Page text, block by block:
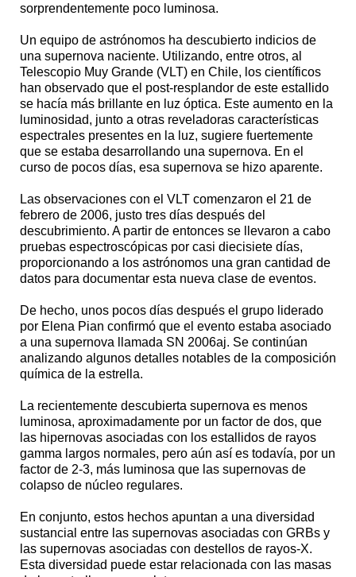
sorprendentemente poco luminosa.
Un equipo de astrónomos ha descubierto indicios de
una supernova naciente. Utilizando, entre otros, al
Telescopio Muy Grande (VLT) en Chile, los científicos
han observado que el post-resplandor de este estallido
se hacía más brillante en luz óptica. Este aumento en la
luminosidad, junto a otras reveladoras características
espectrales presentes en la luz, sugiere fuertemente
que se estaba desarrollando una supernova. En el
curso de pocos días, esa supernova se hizo aparente.
Las observaciones con el VLT comenzaron el 21 de
febrero de 2006, justo tres días después del
descubrimiento. A partir de entonces se llevaron a cabo
pruebas espectroscópicas por casi diecisiete días,
proporcionando a los astrónomos una gran cantidad de
datos para documentar esta nueva clase de eventos.
De hecho, unos pocos días después el grupo liderado
por Elena Pian confirmó que el evento estaba asociado
a una supernova llamada SN 2006aj. Se continúan
analizando algunos detalles notables de la composición
química de la estrella.
La recientemente descubierta supernova es menos
luminosa, aproximadamente por un factor de dos, que
las hipernovas asociadas con los estallidos de rayos
gamma largos normales, pero aún así es todavía, por un
factor de 2-3, más luminosa que las supernovas de
colapso de núcleo regulares.
En conjunto, estos hechos apuntan a una diversidad
sustancial entre las supernovas asociadas con GRBs y
las supernovas asociadas con destellos de rayos-X.
Esta diversidad puede estar relacionada con las masas